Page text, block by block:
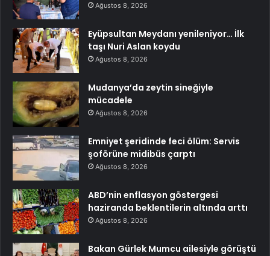
Ağustos 8, 2026
Eyüpsultan Meydanı yenileniyor… İlk
taşı Nuri Aslan koydu
Ağustos 8, 2026
Mudanya’da zeytin sineğiyle
mücadele
Ağustos 8, 2026
Emniyet şeridinde feci ölüm: Servis
şoförüne midibüs çarptı
Ağustos 8, 2026
ABD’nin enflasyon göstergesi
haziranda beklentilerin altında arttı
Ağustos 8, 2026
Bakan Gürlek Mumcu ailesiyle görüştü